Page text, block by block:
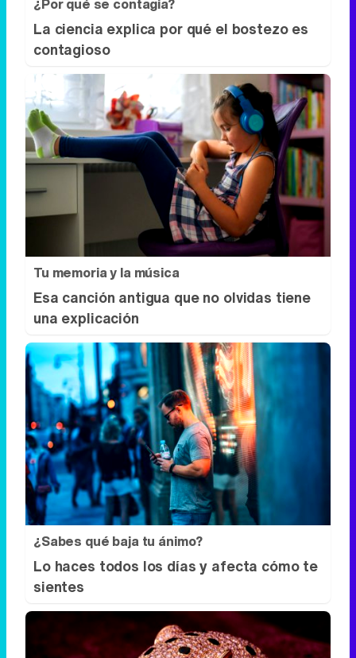
La ciencia explica por qué el bostezo es
contagioso
Tu memoria y la música
Esa canción antigua que no olvidas tiene
una explicación
¿Sabes qué baja tu ánimo?
Lo haces todos los días y afecta cómo te
sientes